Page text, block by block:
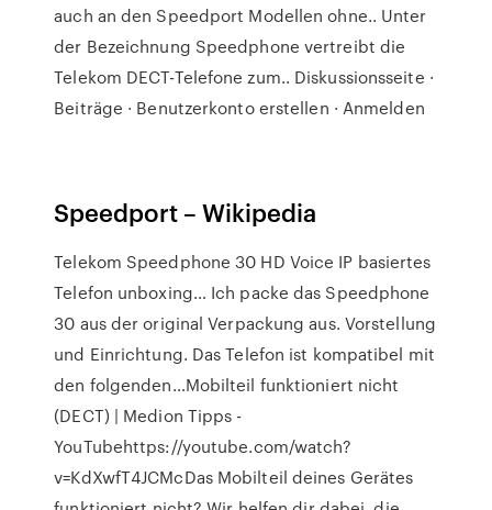
auch an den Speedport Modellen ohne.. Unter
der Bezeichnung Speedphone vertreibt die
Telekom DECT-Telefone zum.. Diskussionsseite ·
Beiträge · Benutzerkonto erstellen · Anmelden
Speedport – Wikipedia
Telekom Speedphone 30 HD Voice IP basiertes
Telefon unboxing… Ich packe das Speedphone
30 aus der original Verpackung aus. Vorstellung
und Einrichtung. Das Telefon ist kompatibel mit
den folgenden…Mobilteil funktioniert nicht
(DECT) | Medion Tipps -
YouTubehttps://youtube.com/watch?
v=KdXwfT4JCMcDas Mobilteil deines Gerätes